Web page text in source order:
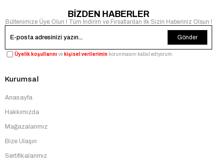
BİZDEN HABERLER
Bültenimize Üye Olun ! Tüm İndirim ve Fırsatlardan İlk Sizin Haberiniz Olsun !
Gönder
Üyelik koşullarınıve kişisel verilerimin korunmasını kabul ediyorum.
Kurumsal
Anasayfa
Hakkımızda
Mağazalarımız
Bize Ulaşın
Sertifikalarımız